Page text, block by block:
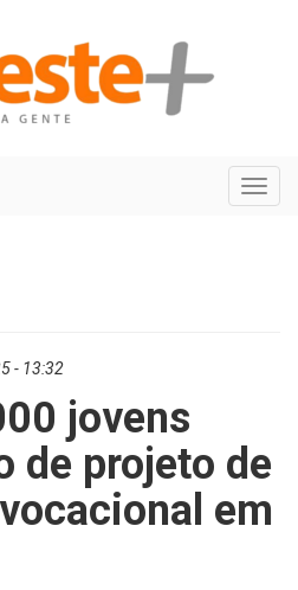
- 13:32
jovens
de projeto de
em